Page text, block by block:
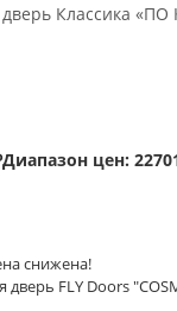
Классика «ПО
Диапазон цен:
снижена!
Выбрать >